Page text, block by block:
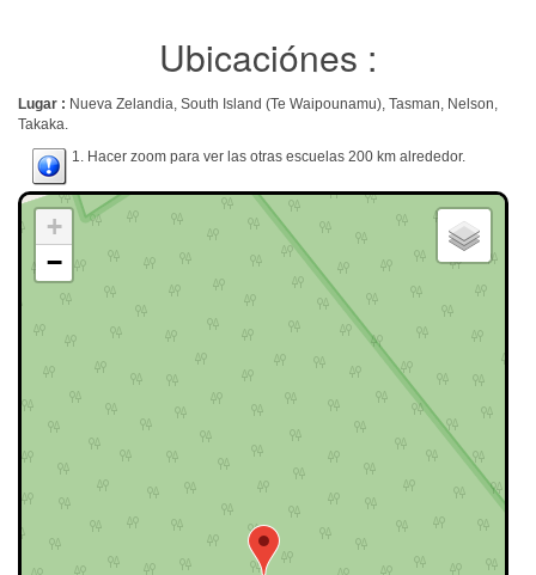
Ubicaciónes :
Lugar : Nueva Zelandia, South Island (Te Waipounamu), Tasman, Nelson,
Takaka.
1. Hacer zoom para ver las otras escuelas 200 km alrededor.
+
−